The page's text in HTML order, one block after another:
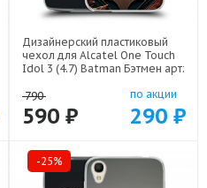
Дизайнерский пластиковый
чехол для Alcatel One Touch
Idol 3 (4.7) Batman Бэтмен арт:
790
590 ₽
по акции
290 ₽
-25%